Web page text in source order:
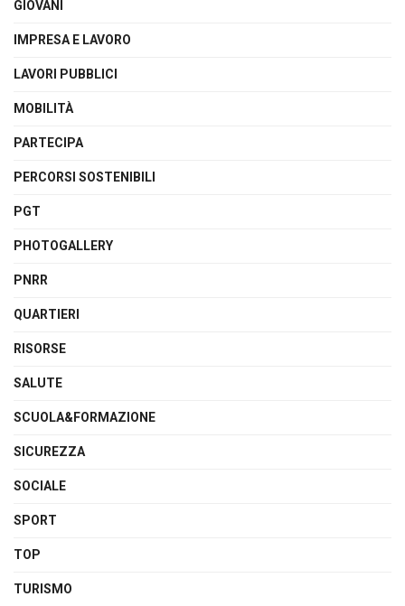
GIOVANI
IMPRESA E LAVORO
LAVORI PUBBLICI
MOBILITÀ
PARTECIPA
PERCORSI SOSTENIBILI
PGT
PHOTOGALLERY
PNRR
QUARTIERI
RISORSE
SALUTE
SCUOLA&FORMAZIONE
SICUREZZA
SOCIALE
SPORT
TOP
TURISMO